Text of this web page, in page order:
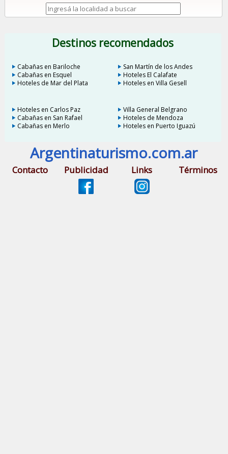
Destinos recomendados
Cabañas en Bariloche
San Martín de los Andes
Cabañas en Esquel
Hoteles El Calafate
Hoteles de Mar del Plata
Hoteles en Villa Gesell
Hoteles en Carlos Paz
Villa General Belgrano
Cabañas en San Rafael
Hoteles de Mendoza
Cabañas en Merlo
Hoteles en Puerto Iguazú
Argentinaturismo.com.ar
Contacto Publicidad Links Términos